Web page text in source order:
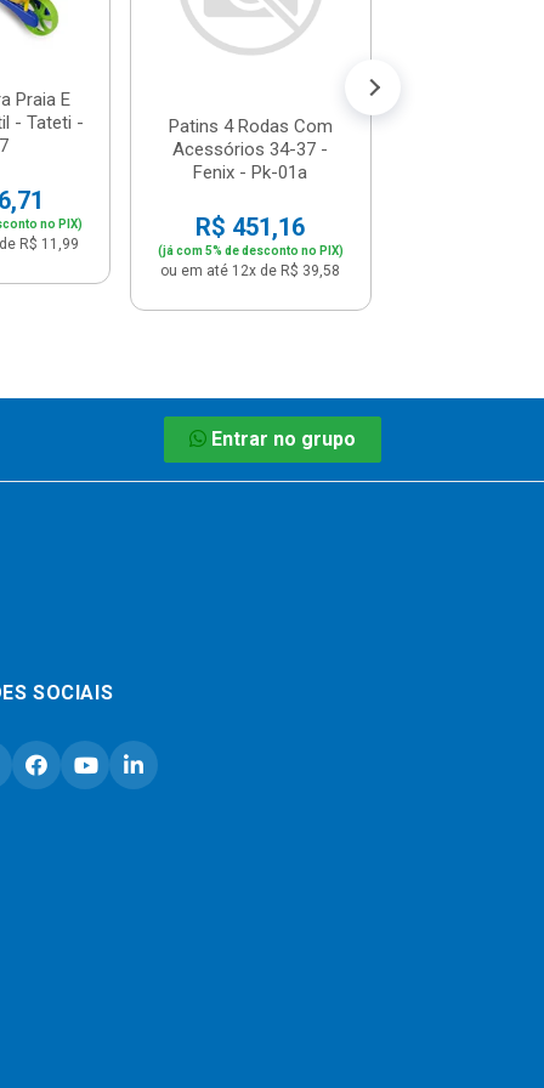
Praia E
- Tateti -
no PIX)
R$ 11,99
Patins 4 Rodas Com
Acessórios 34-37 -
Fenix - Pk-01a
R$ 451,16
(já com 5% de desconto no PIX)
ou em até 12x de R$ 39,58
Entrar no grupo
SOCIAIS